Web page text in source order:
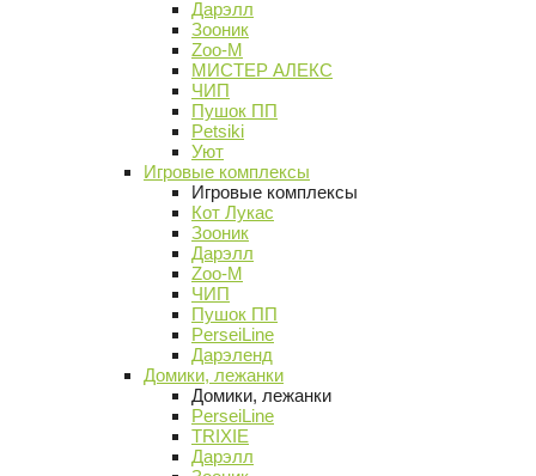
Дарэлл
Зооник
Zoo-M
МИСТЕР АЛЕКС
ЧИП
Пушок ПП
Petsiki
Уют
Игровые комплексы
Игровые комплексы
Кот Лукас
Зооник
Дарэлл
Zoo-M
ЧИП
Пушок ПП
PerseiLine
Дарэленд
Домики, лежанки
Домики, лежанки
PerseiLine
TRIXIE
Дарэлл